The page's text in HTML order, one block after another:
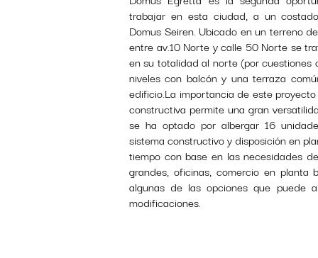
trabajar en esta ciudad, a un
Domus Seiren. Ubicado en un terreno
entre av.10 Norte y calle 50 Norte se
en su totalidad al norte (por cuestiones
niveles con balcón y una terraza
edificio.La importancia de este
constructiva permite una gran
se ha optado por albergar 16
sistema constructivo y disposición en
tiempo con base en las necesidades
grandes, oficinas, comercio en planta
algunas de las opciones que puede
modificaciones.